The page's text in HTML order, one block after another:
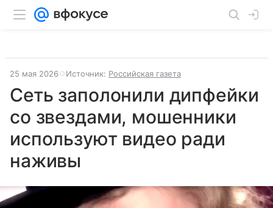
25 мая 2026 Источник: Российская газета
Сеть заполонили дипфейки
со звездами, мошенники
используют видео ради
наживы